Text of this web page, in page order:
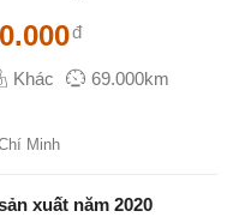
Khác
69.000km
đ
Minh
xuất năm 2020